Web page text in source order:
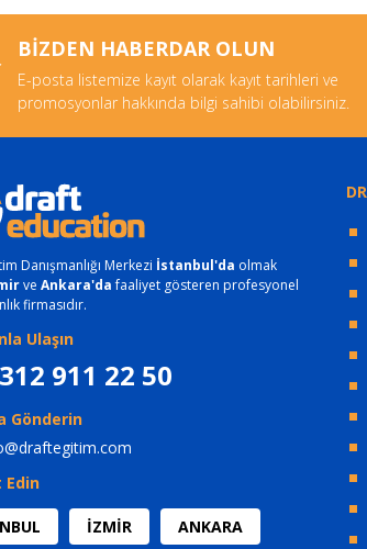
BİZDEN HABERDAR OLUN
E-posta listemize kayıt olarak kayıt tarihleri ve
promosyonlar hakkında bilgi sahibi olabilirsiniz.
Danışmanlığı Merkezi İstanbul'da olmak
ve Ankara'dafaaliyet gösteren profesyonel
firmasıdır.
Ulaşın
911 22 50
Gönderin
Edin
İZMİR ANKARA